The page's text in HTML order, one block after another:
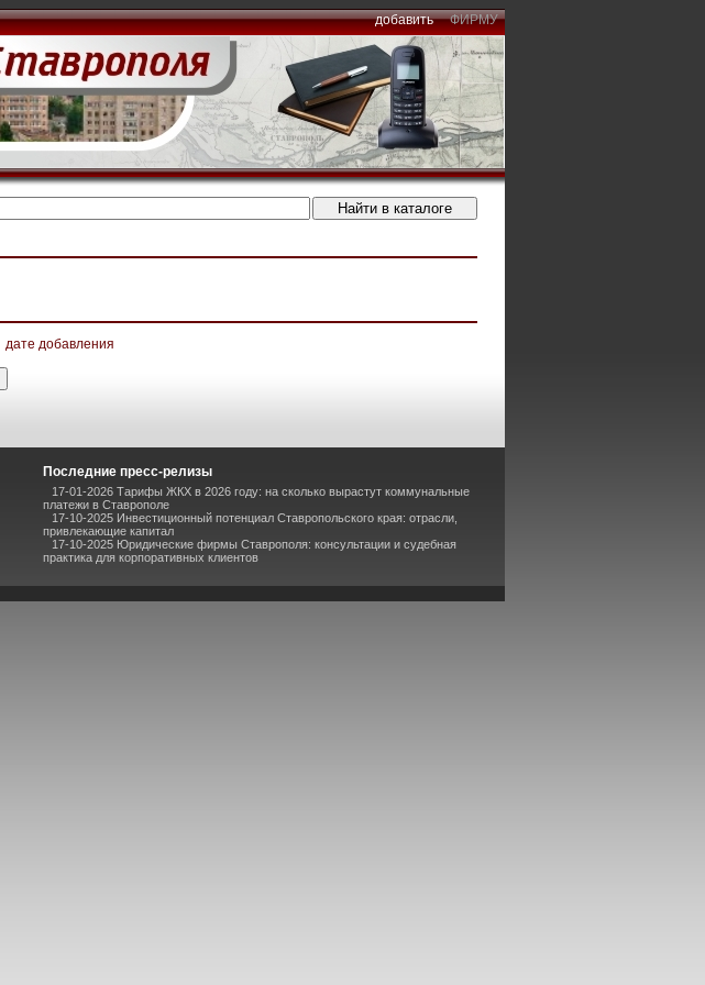
добавить ФИРМУ
дате добавления
Последние пресс-релизы
17-01-2026 Тарифы ЖКХ в 2026 году: на сколько вырастут коммунальные
платежи в Ставрополе
17-10-2025 Инвестиционный потенциал Ставропольского края: отрасли,
привлекающие капитал
17-10-2025 Юридические фирмы Ставрополя: консультации и судебная
практика для корпоративных клиентов